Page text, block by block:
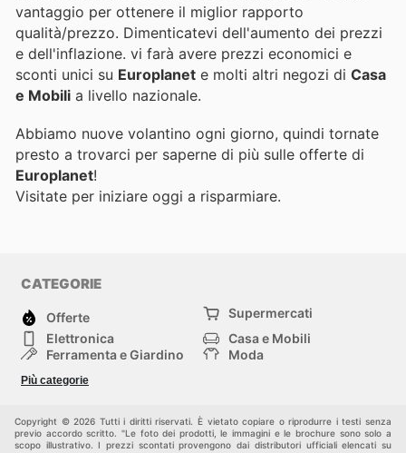
vantaggio per ottenere il miglior rapporto
qualità/prezzo. Dimenticatevi dell'aumento dei prezzi
e dell'inflazione. vi farà avere prezzi economici e
sconti unici su Europlanet e molti altri negozi di Casa
e Mobili a livello nazionale.
Abbiamo nuove volantino ogni giorno, quindi tornate
presto a trovarci per saperne di più sulle offerte di
Europlanet!
Visitate per iniziare oggi a risparmiare.
CATEGORIE
Offerte
Supermercati
Elettronica
Casa e Mobili
Ferramenta e Giardino
Moda
Bambini e Neonati
Più categorie
Copyright © 2026 Tutti i diritti riservati. È vietato copiare o riprodurre i testi senza
previo accordo scritto. "Le foto dei prodotti, le immagini e le brochure sono solo a
scopo illustrativo. I prezzi scontati provengono dai distributori ufficiali elencati su